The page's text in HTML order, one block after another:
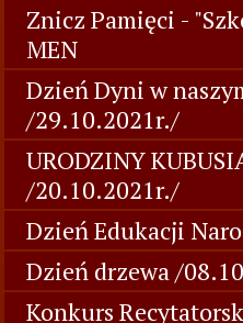
Znicz Pamięci -
MEN
Dzień Dyni w
/29.10.2021r./
URODZINY
/20.10.2021r./
Dzień Edukacji
Dzień drzewa /
Konkurs